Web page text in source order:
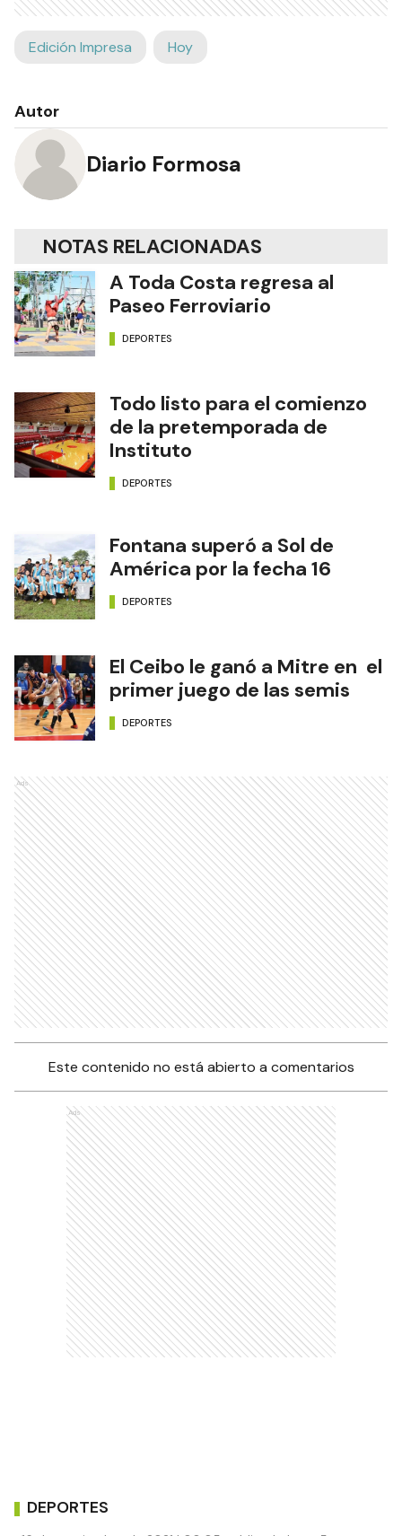
Edición Impresa Hoy
Autor
Diario Formosa
NOTAS RELACIONADAS
A Toda Costa regresa al
Paseo Ferroviario
DEPORTES
Todo listo para el comienzo
de la pretemporada de
Instituto
DEPORTES
Fontana superó a Sol de
América por la fecha 16
DEPORTES
El Ceibo le ganó a Mitre en el
primer juego de las semis
DEPORTES
Ads
Este contenido no está abierto a comentarios
Ads
DEPORTES